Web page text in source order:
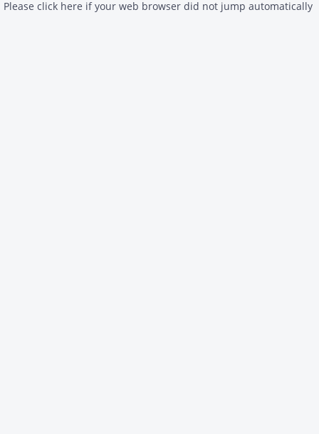
Please click here if your web browser did not jump automatically